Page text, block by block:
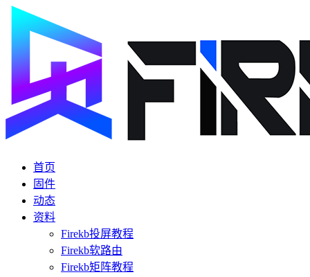
首页
固件
动态
资料
Firekb投屏教程
Firekb软路由
Firekb矩阵教程